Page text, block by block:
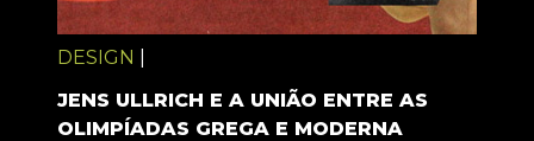
DESIGN
JENS ULLRICH E A UNIÃO ENTRE AS
OLIMPÍADAS GREGA E MODERNA